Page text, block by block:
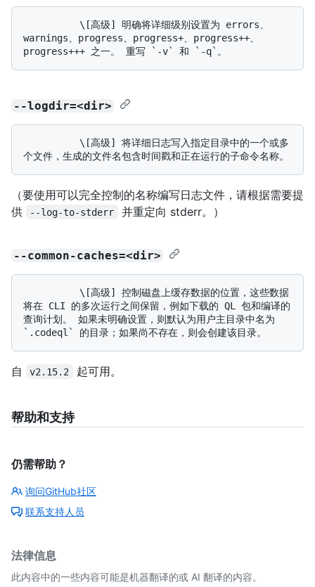
warnings、progress、progress+、progress++、
--logdir=<dir>
（要使用可以完全控制的名称编写日志文件，请根据需要提
供
--log-to-stderr 并重定向 stderr。）
--common-caches=<dir>
将在 CLI 的多次运行之间保留，例如下载的 QL 包和编译的
查询计划。 如果未明确设置，则默认为用户主目录中名为
自 v2.15.2 起可用。
帮助和支持
仍需帮助？
询问GitHub社区
联系支持人员
法律信息
此内容中的一些内容可能是机器翻译的或 AI 翻译的内容。